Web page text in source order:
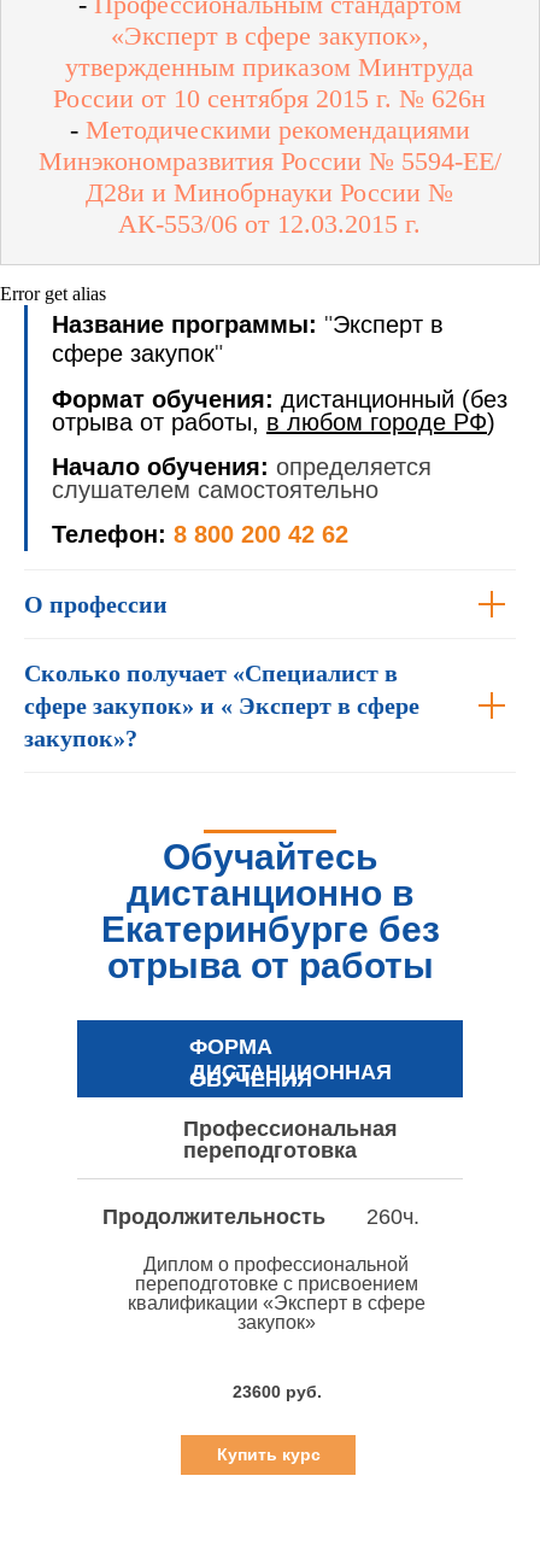
«Эксперт в сфере закупок»,
утвержденным приказом Минтруда
России от 10 сентября 2015 г. № 626н
- Методическими рекомендациями
Минэкономразвития России № 5594-ЕЕ/
Д28и и Минобрнауки России №
АК-553/06 от 12.03.2015 г.
Error get alias
Название программы: "Эксперт в
сфере закупок"
Формат обучения: дистанционный (без
отрыва от работы, в любом городе РФ)
Начало обучения: определяется
слушателем самостоятельно
Телефон: 8 800 200 42 62
О профессии
Сколько получает «Специалист в
сфере закупок» и « Эксперт в сфере
закупок»?
Обучайтесь
дистанционно в
Екатеринбурге без
отрыва от работы
ФОРМА
ОБУЧЕНИЯ
ДИСТАНЦИОННАЯ
Профессиональная
переподготовка
Продолжительность
Диплом о профессиональной
переподготовке с присвоением
квалификации «Эксперт в сфере
закупок»
260ч.
Купить курс
23600 руб.